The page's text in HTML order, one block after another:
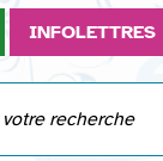
INFOLETTRES